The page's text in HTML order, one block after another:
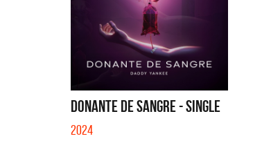
DONANTE DE SANGRE - SINGLE
2024